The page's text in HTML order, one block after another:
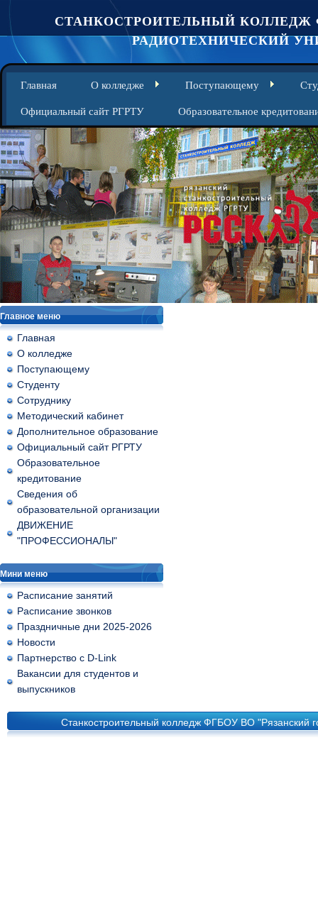
СТАНКОСТРОИТЕЛЬНЫЙ КОЛЛЕДЖ
РАДИОТЕХНИЧЕСКИЙ
Главная О колледже Поступающему
Официальный сайт РГРТУ Образовательное
Главное меню
Главная
О колледже
Поступающему
Студенту
Сотруднику
Методический кабинет
Дополнительное образование
Официальный сайт РГРТУ
Образовательное
кредитование
Сведения об
образовательной организации
ДВИЖЕНИЕ
"ПРОФЕССИОНАЛЫ"
Мини меню
Расписание занятий
Расписание звонков
Праздничные дни 2025-2026
Новости
Партнерство с D-Link
Вакансии для студентов и
выпускников
Станкостроительный колледж ФГБОУ ВО "Рязанский